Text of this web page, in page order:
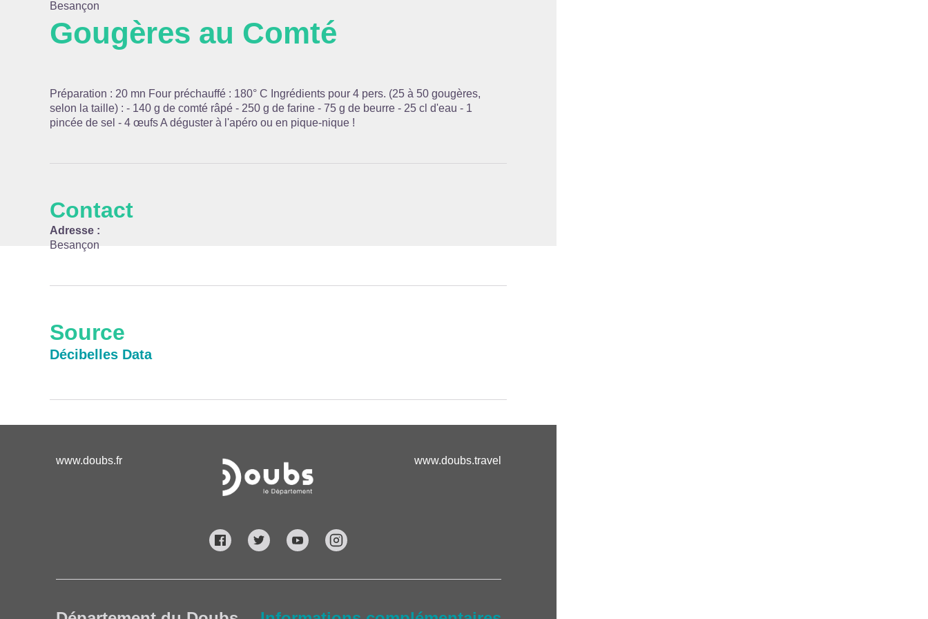
Besançon
Gougères au Comté
Préparation : 20 mn Four préchauffé : 180° C Ingrédients pour 4 pers. (25 à 50 gougères,
selon la taille) : - 140 g de comté râpé - 250 g de farine - 75 g de beurre - 25 cl d'eau - 1
pincée de sel - 4 œufs A déguster à l'apéro ou en pique-nique !
Contact
Adresse :
Besançon
Source
Décibelles Data
www.doubs.fr www.doubs.travel